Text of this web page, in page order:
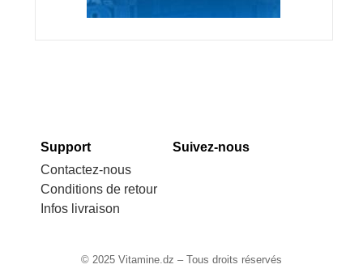
Support
Contactez-nous
Conditions de retour
Infos livraison
Suivez-nous
© 2025 Vitamine.dz – Tous droits réservés